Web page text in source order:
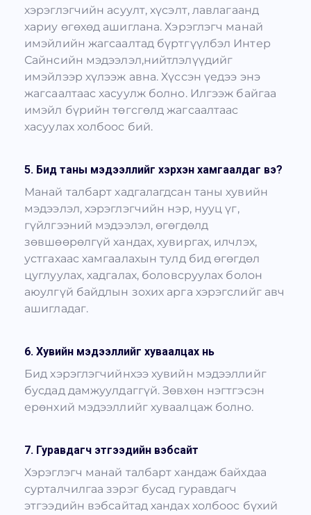
хэрэглэгчийн асуулт, хүсэлт, лавлагаанд
хариу өгөхөд ашиглана. Хэрэглэгч манай
имэйлийн жагсаалтад бүртгүүлбэл Интер
Сайнсийн мэдээлэл,нийтлэлүүдийг
имэйлээр хүлээж авна. Хүссэн үедээ энэ
жагсаалтаас хасуулж болно. Илгээж байгаа
имэйл бүрийн төгсгөлд жагсаалтаас
хасуулах холбоос бий.
5. Бид таны мэдээллийг хэрхэн хамгаалдаг вэ?
Манай талбарт хадгалагдсан таны хувийн
мэдээлэл, хэрэглэгчийн нэр, нууц үг,
гүйлгээний мэдээлэл, өгөгдөлд
зөвшөөрөлгүй хандах, хувиргах, илчлэх,
устгахаас хамгаалахын тулд бид өгөгдөл
цуглуулах, хадгалах, боловсруулах болон
аюулгүй байдлын зохих арга хэрэгслийг авч
ашигладаг.
6. Хувийн мэдээллийг хуваалцах нь
Бид хэрэглэгчийнхээ хувийн мэдээллийг
бусдад дамжуулдаггүй. Зөвхөн нэгтгэсэн
ерөнхий мэдээллийг хуваалцаж болно.
7. Гуравдагч этгээдийн вэбсайт
Хэрэглэгч манай талбарт хандаж байхдаа
сурталчилгаа зэрэг бусад гуравдагч
этгээдийн вэбсайтад хандах холбоос бүхий